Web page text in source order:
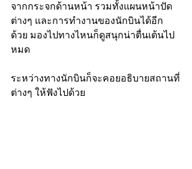
จากกระจกด้านหน้า รวมทั้งแผนหน้าปัด
ต่างๆ และการทำงานของนักบินได้อีก
ด้วย มองไปทางไหนก็ดูสนุกน่าตื่นเต้นไป
หมด
ระหว่างทางนักบินก็จะคอยอธิบายสถานที่
ต่างๆ ให้ฟังไปด้วย